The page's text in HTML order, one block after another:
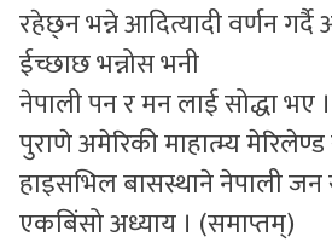
रहेछ्न भन्ने आदित्यादी वर्णन
ईच्छाछ भन्नोस भनी
नेपाली पन र मन लाई सोद्धा भए
पुराणे अमेरिकी माहात्म्य
हाइसभिल बासस्थाने नेपाली जन
एकबिंसो अध्याय । (समाप्तम्)